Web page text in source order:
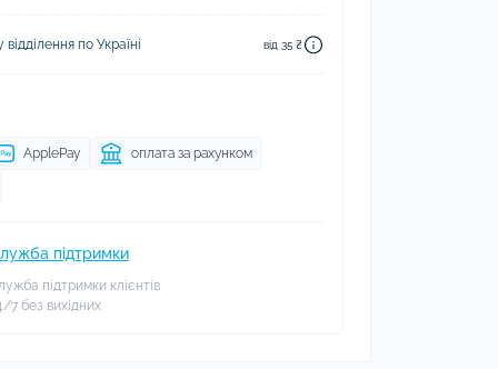
по Україні від 35 ₴
ApplePay оплата за рахунком
підтримки
підтримки клієнтів
7 без вихідних